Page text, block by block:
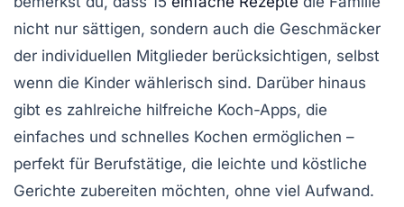
nicht nur sättigen, sondern auch die Geschmäcker
der individuellen Mitglieder berücksichtigen, selbst
wenn die Kinder wählerisch sind. Darüber hinaus
gibt es zahlreiche hilfreiche Koch-Apps, die
einfaches und schnelles Kochen ermöglichen –
perfekt für Berufstätige, die leichte und köstliche
Gerichte zubereiten möchten, ohne viel Aufwand.